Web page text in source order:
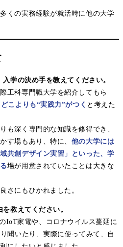
くの実務経験が就活時に他の大学
学の決め手を教えてください。
工科専門職大学を紹介してもら
どこよりも“実践力”がつく と考えた
も深く専門的な知識を修得でき、
す場もあり、特に、 他の大学には
共創デザイン実習」といった、学
場が用意されていたことは大きな
さにもひかれました。
教えてください。
IoT家電や、コロナウイルス蔓延に
聞いたり、実際に使ってみて、自